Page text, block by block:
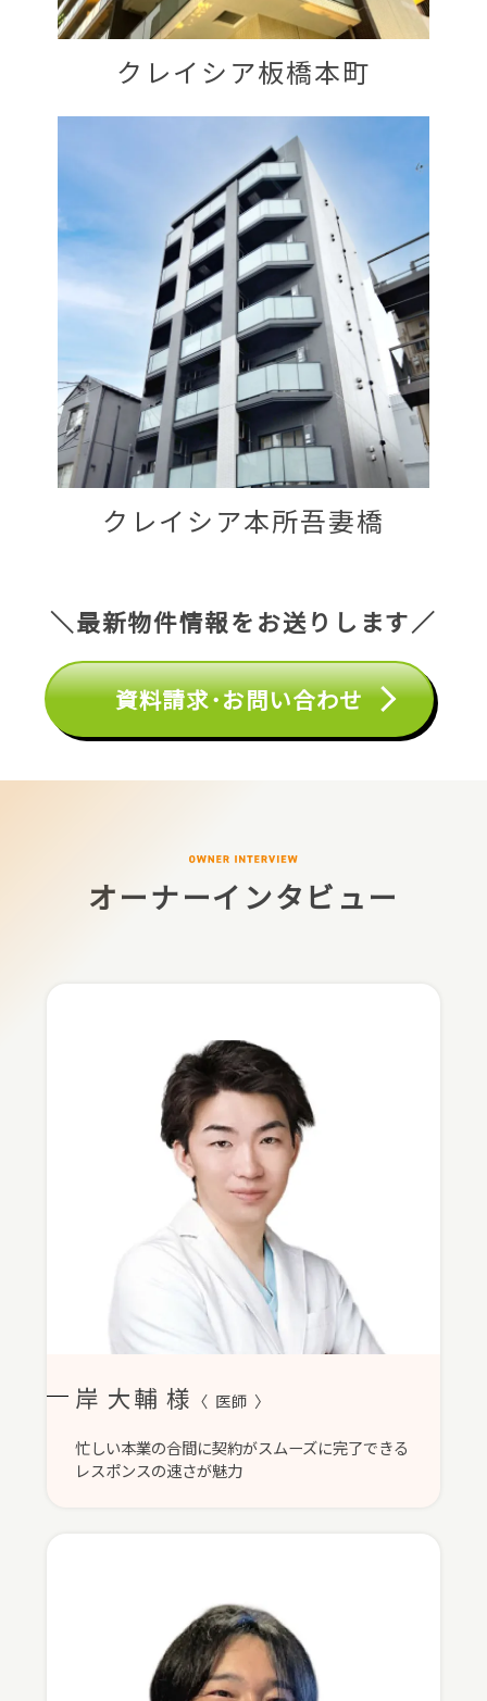
クレイシア板橋本町
クレイシア本所吾妻橋
＼最新物件情報をお送りします／
資料請求･お問い合わせ
オーナーインタビュー
岸 大輔 様 〈 医師 〉
忙しい本業の合間に契約がスムーズに完了できる
レスポンスの速さが魅力